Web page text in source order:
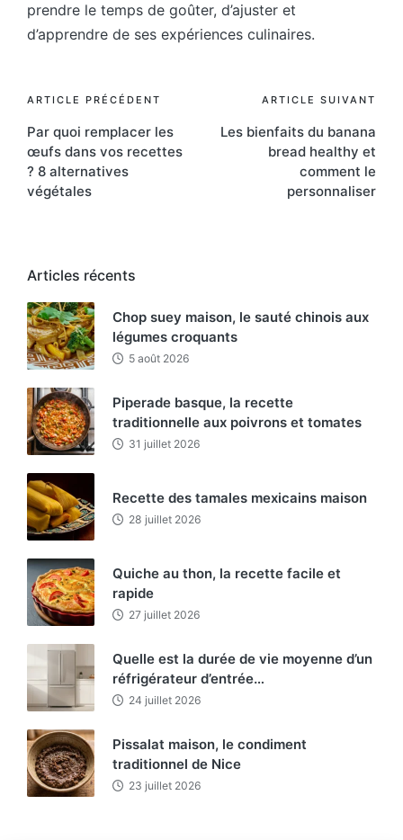
prendre le temps de goûter, d’ajuster et
d’apprendre de ses expériences culinaires.
Post
navigation
ARTICLE PRÉCÉDENT
Par quoi remplacer les
œufs dans vos recettes
? 8 alternatives
végétales
ARTICLE SUIVANT
Les bienfaits du banana
bread healthy et
comment le
personnaliser
Articles récents
Chop suey maison, le sauté chinois aux
légumes croquants
5 août 2026
Piperade basque, la recette
traditionnelle aux poivrons et tomates
31 juillet 2026
Recette des tamales mexicains maison
28 juillet 2026
Quiche au thon, la recette facile et
rapide
27 juillet 2026
Quelle est la durée de vie moyenne d’un
réfrigérateur d’entrée…
24 juillet 2026
Pissalat maison, le condiment
traditionnel de Nice
23 juillet 2026